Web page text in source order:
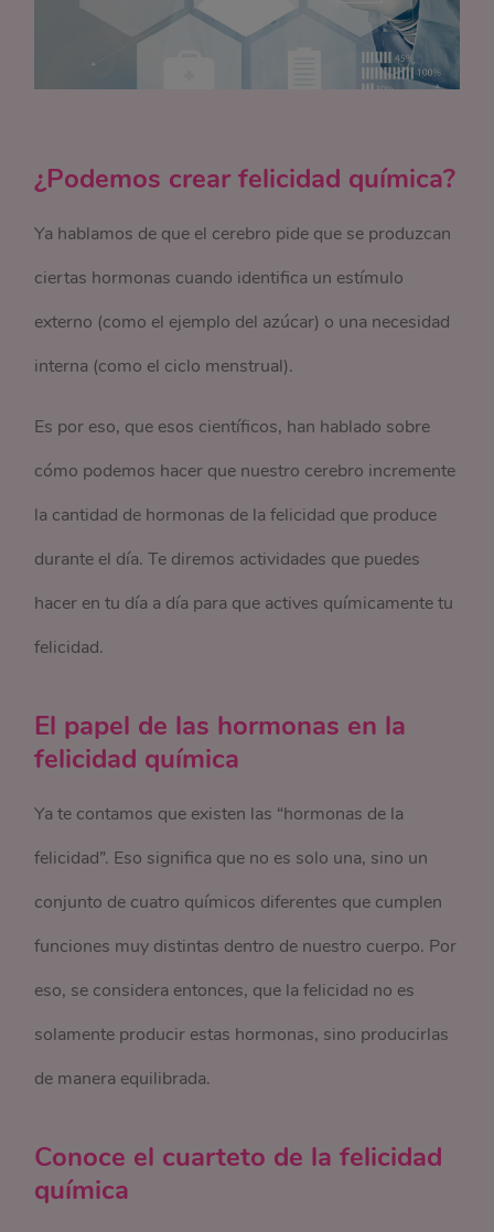
¿Podemos crear felicidad química?
Ya hablamos de que el cerebro pide que se produzcan
ciertas hormonas cuando identifica un estímulo
externo (como el ejemplo del azúcar) o una necesidad
interna (como el ciclo menstrual).
Es por eso, que esos científicos, han hablado sobre
cómo podemos hacer que nuestro cerebro incremente
la cantidad de hormonas de la felicidad que produce
durante el día. Te diremos actividades que puedes
hacer en tu día a día para que actives químicamente tu
felicidad.
El papel de las hormonas en la
felicidad química
Ya te contamos que existen las “hormonas de la
felicidad”. Eso significa que no es solo una, sino un
conjunto de cuatro químicos diferentes que cumplen
funciones muy distintas dentro de nuestro cuerpo. Por
eso, se considera entonces, que la felicidad no es
solamente producir estas hormonas, sino producirlas
de manera equilibrada.
Conoce el cuarteto de la felicidad
química